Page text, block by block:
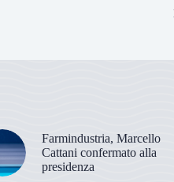
Farmindustria, Marcello
Cattani confermato alla
presidenza